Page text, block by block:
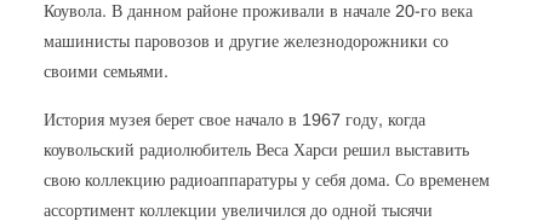
Коувола. В данном районе проживали в начале 20-го века
машинисты паровозов и другие железнодорожники со
своими семьями.
История музея берет свое начало в 1967 году, когда
коувольский радиолюбитель Веса Харси решил выставить
свою коллекцию радиоаппаратуры у себя дома. Со временем
ассортимент коллекции увеличился до одной тысячи